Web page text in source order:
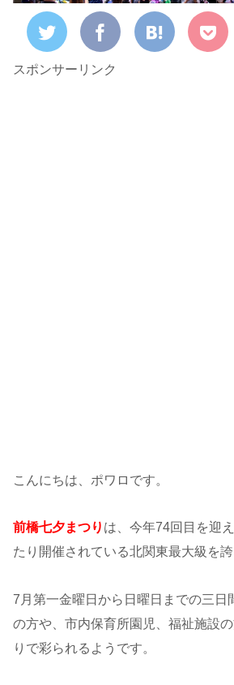
スポンサーリンク
こんにちは、ポワロです。
前橋七夕まつり は、今年74回目を迎
たり開催されている北関東最大級を誇
7月第一金曜日から日曜日までの三日
の方や、市内保育所園児、福祉施設
りで彩られるようです。